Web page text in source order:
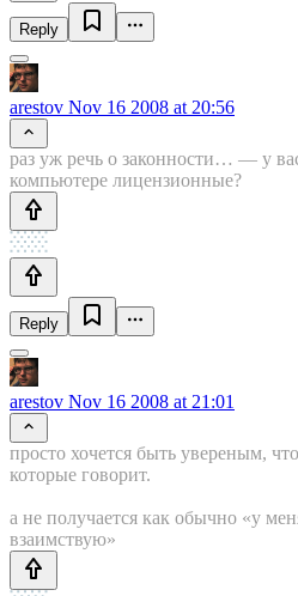
Reply
arestov Nov 16 2008 at 20:56
раз уж речь о законности… — у
компьютере лицензионные?
Reply
arestov Nov 16 2008 at 21:01
просто хочется быть увереным,
которые говорит.
а не получается как обычно «у
взаимствую»